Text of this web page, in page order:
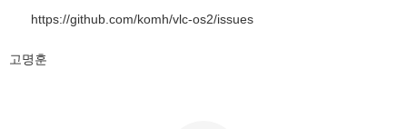
https://github.com/komh/vlc-os2/issues
고명훈